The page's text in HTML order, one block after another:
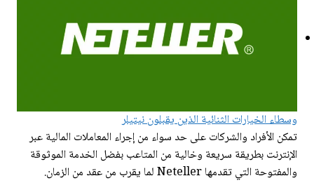
وسطاء الخيارات الثنائية الذين يقبلون نيتيلر
تمكن الأفراد والشركات على حد سواء من إجراء المعاملات المالية عبر
الإنترنت بطريقة سريعة وخالية من المتاعب بفضل الخدمة الموثوقة
والمفتوحة التي تقدمها Neteller لما يقرب من عقد من الزمان.